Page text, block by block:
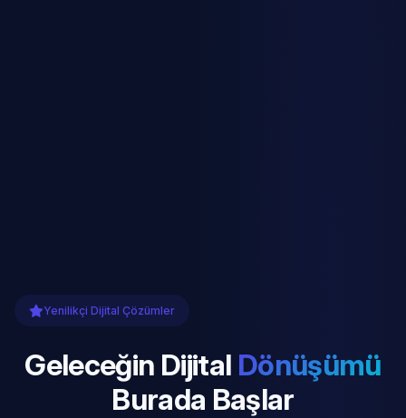
Yenilikçi Dijital Çözümler
Geleceğin Dijital Dönüşümü
Burada Başlar